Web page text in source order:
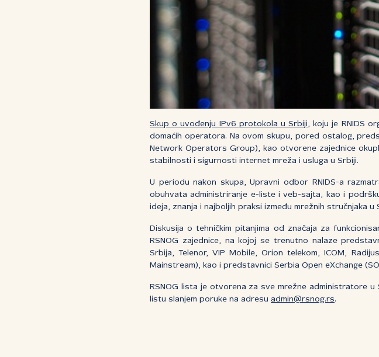
Skup o uvođenju IPv6 protokola u Srbiji, koju je RNIDS
domaćih operatora. Na ovom skupu, pored ostalog,
Network Operators Group), kao otvorene zajednice
stabilnosti i sigurnosti internet mreža i usluga u Srbiji.
U periodu nakon skupa, Upravni odbor RNIDS-a
obuhvata administriranje e-liste i veb-sajta, kao i
ideja, znanja i najboljih praksi između mrežnih stručnjaka
Diskusija o tehničkim pitanjima od značaja za
RSNOG zajednice, na kojoj se trenutno nalaze
Srbija, Telenor, VIP Mobile, Orion telekom, ICOM,
Mainstream), kao i predstavnici Serbia Open eXchange
RSNOG lista je otvorena za sve mrežne administratore
listu slanjem poruke na adresu admin@rsnog.rs.